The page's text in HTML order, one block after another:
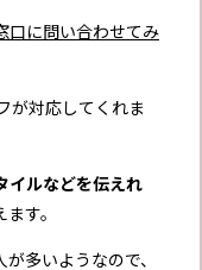
口に問い合わせてみ
が対応してくれま
イルなどを伝えれ
す。
多いようなので、